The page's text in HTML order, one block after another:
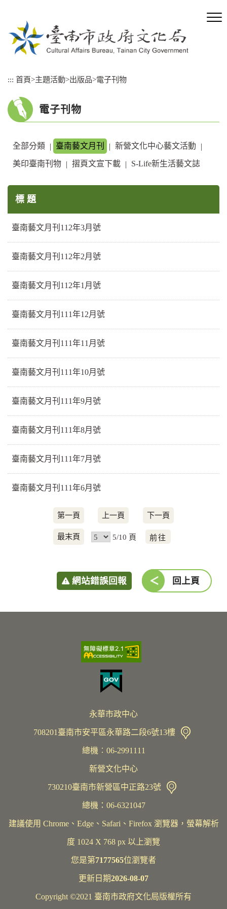
::: 首頁>主題活動>出版品>電子刊物
電子刊物
全部分類 | 臺南藝文月刊 | 新營文化中心藝文活動
|
美印臺南刊物 | 摺頁文宣下載 | S-Life新生活藝文誌
標 題
臺南藝文月刊112年3月號
臺南藝文月刊112年2月號
臺南藝文月刊112年1月號
臺南藝文月刊111年12月號
臺南藝文月刊111年11月號
臺南藝文月刊111年10月號
臺南藝文月刊111年9月號
臺南藝文月刊111年8月號
臺南藝文月刊111年7月號
臺南藝文月刊111年6月號
第一頁 上一頁 下一頁
最末頁 5/10 頁
前
網站錯誤回報 回上頁
永華市政中心
708201臺南市安平區永華路二段6號13樓
總機︰06-2991111
新營文化中心
730210臺南市新營區中正路23號
總機：06-6321047
建議使用 Chrome、Edge、Safari、Firefox 瀏覽器，螢幕解析
度 1024 X 768 px 以上瀏覽
您是第7177565位瀏覽者
更新日期2026-08-07
Copyright ©2021 臺南市政府文化局版權所有